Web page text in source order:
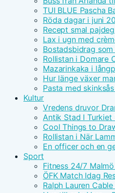
TUI BLUE Pascha
Röda dagar i juni
Recept smal
Lax i ugn med
Bostadsbidrag
Rollistan i Domare
Mazarinkaka i
Hur länge växer
Pasta med
Kultur
Vredens druvor
Antik Stad I
Cool Things to
Rollistan i När
En officer och en
Sport
Fitness 24/7
ÖFK Match Idag
Ralph Lauren